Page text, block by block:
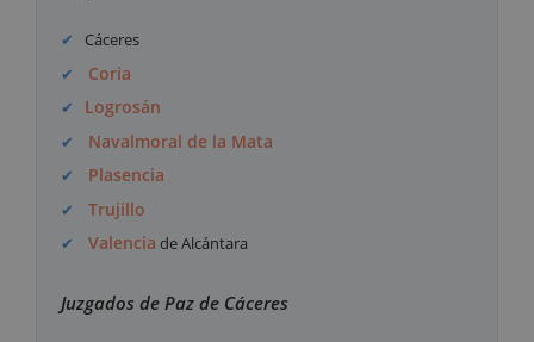
Cáceres
Coria
Logrosán
Navalmoral de la Mata
Plasencia
Trujillo
Valencia de Alcántara
Juzgados de Paz de Cáceres